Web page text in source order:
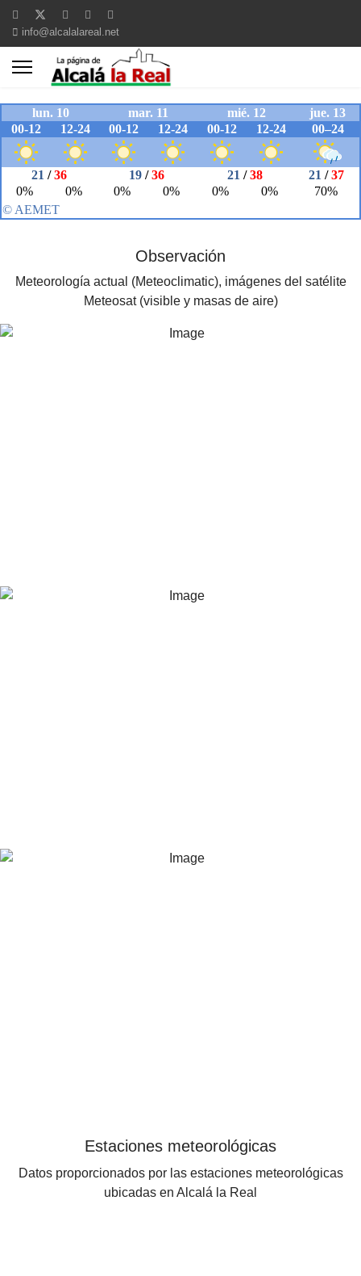
info@alcalalareal.net
Observación
Meteorología actual (Meteoclimatic), imágenes del satélite
Meteosat (visible y masas de aire)
Estaciones meteorológicas
Datos proporcionados por las estaciones meteorológicas
ubicadas en Alcalá la Real